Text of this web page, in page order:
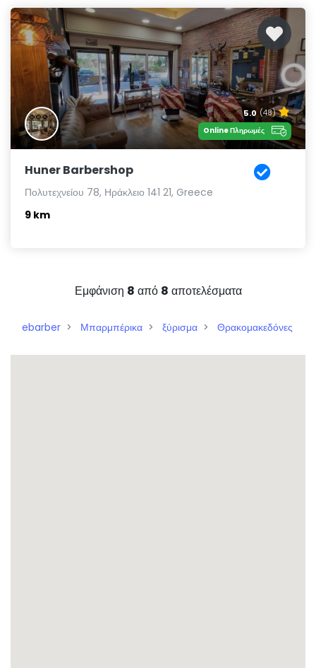
5.0 (48)
Online Πληρωμές
Huner Barbershop
Πολυτεχνείου 78, Ηράκλειο 141 21, Greece
9 km
Εμφάνιση 8 από 8 αποτελέσματα
ebarber Μπαρμπέρικα ξύρισμα Θρακομακεδόνες